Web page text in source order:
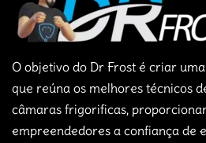
O objetivo do Dr Frost é criar
que reúna os melhores técnicos
câmaras frigorificas,
empreendedores a confiança de